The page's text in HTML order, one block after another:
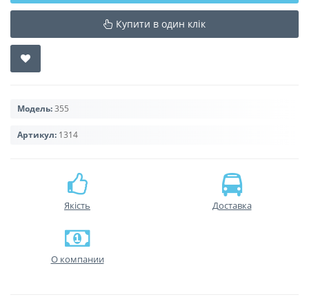
Купити в один клік
Модель:355
Артикул: 1314
Якість Доставка
О компании